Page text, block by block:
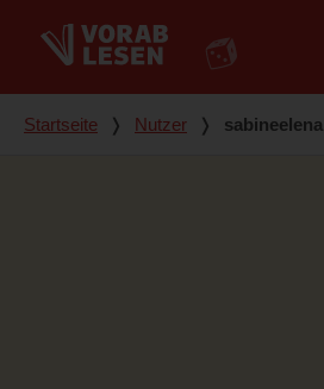
Du bist hier
Startseite ❭ Nutzer ❭ sabineelena